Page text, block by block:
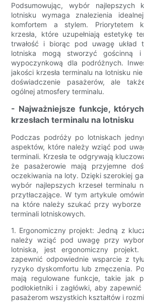
Podsumowując, wybór najlepszych
lotnisku wymaga znalezienia
komfortem a stylem. Priorytetem
krzesła, które uzupełniają estetykę
trwałość i biorąc pod uwagę układ
lotniska mogą stworzyć gościnną i
wypoczynkową dla podróżnych.
jakości krzesła terminalu na lotnisku
doświadczenie pasażerów, ale
ogólnej atmosfery terminalu.
- Najważniejsze funkcje,
krzesłach terminalu na lotnisku
Podczas podróży po lotniskach
aspektów, które należy wziąć pod
terminali. Krzesła te odgrywają
że pasażerowie mają przyjemne
oczekiwania na loty. Dzięki szerokiej
wybór najlepszych krzeseł terminalu
przytłaczające. W tym artykule
na które należy szukać przy wyborze
terminali lotniskowych.
1. Ergonomiczny projekt: Jedną z
należy wziąć pod uwagę przy
lotniska, jest ergonomiczny projekt.
zapewnić odpowiednie wsparcie z
ryzyko dyskomfortu lub zmęczenia.
mają regulowane funkcje, takie jak
podłokietniki i zagłówki, aby
pasażerom wszystkich kształtów i